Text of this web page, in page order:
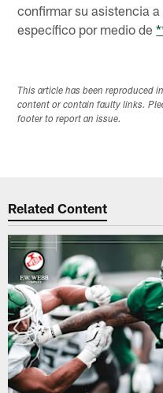
confirmar su asistencia
específico por medio de
This article has been reproduced
content or contain faulty links.
footer to report an issue.
Related Content